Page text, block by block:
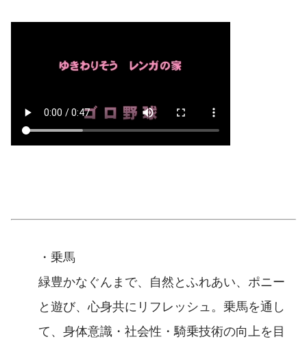
・乗馬
緑豊かなぐんまで、自然とふれあい、ポニー
と遊び、心身共にリフレッシュ。乗馬を通し
て、身体意識・社会性・騎乗技術の向上を目